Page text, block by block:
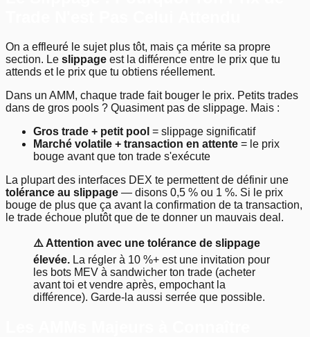
On a effleuré le sujet plus tôt, mais ça mérite sa propre
section. Le slippage est la différence entre le prix que tu
attends et le prix que tu obtiens réellement.
Dans un AMM, chaque trade fait bouger le prix. Petits trades
dans de gros pools ? Quasiment pas de slippage. Mais :
Gros trade + petit pool = slippage significatif
Marché volatile + transaction en attente = le prix
bouge avant que ton trade s'exécute
La plupart des interfaces DEX te permettent de définir une
tolérance au slippage — disons 0,5 % ou 1 %. Si le prix
bouge de plus que ça avant la confirmation de ta transaction,
le trade échoue plutôt que de te donner un mauvais deal.
⚠️ Attention avec une tolérance de slippage
élevée. La régler à 10 %+ est une invitation pour
les bots MEV à sandwicher ton trade (acheter
avant toi et vendre après, empochant la
différence). Garde-la aussi serrée que possible.